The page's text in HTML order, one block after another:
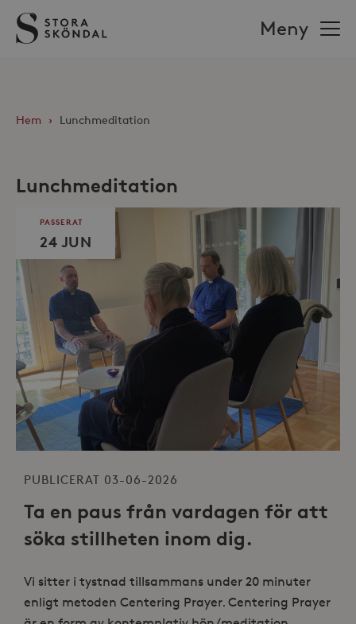
Stora
Sköndal
Meny
Hem › Lunchmeditation
Lunchmeditation
PASSERAT
24 JUN
PUBLICERAT 03-06-2026
Ta en paus från vardagen för att
söka stillheten inom dig.
Vi sitter i tystnad tillsammans under 20 minuter
enligt metoden Centering Prayer. Centering Prayer